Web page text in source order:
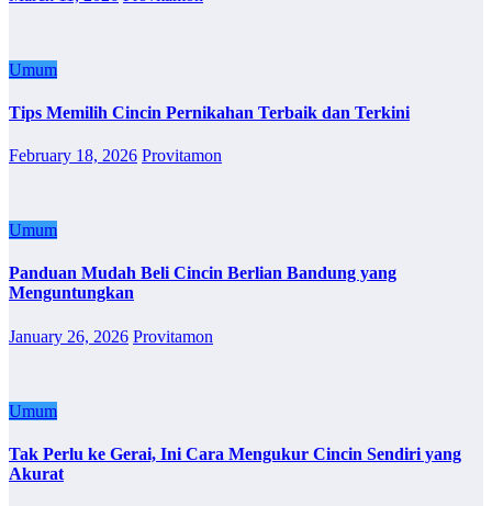
Umum
Tips Memilih Cincin Pernikahan Terbaik dan Terkini
February 18, 2026 Provitamon
Umum
Panduan Mudah Beli Cincin Berlian Bandung yang
Menguntungkan
January 26, 2026 Provitamon
Umum
Tak Perlu ke Gerai, Ini Cara Mengukur Cincin Sendiri yang
Akurat